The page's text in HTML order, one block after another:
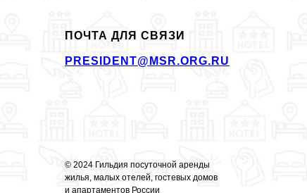
ПОЧТА ДЛЯ СВЯЗИ
© 2024 Гильдия посуточной аренды
жилья, малых отелей, гостевых домов
и апартаментов России
PRESIDENT@MSR.ORG.RU